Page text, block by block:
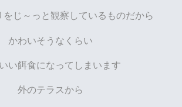
をじ～っと観察しているものだから
かわいそうなくらい
い餌食になってしまいます
外のテラスから